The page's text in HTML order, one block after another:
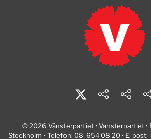
© 2026 Vänsterpartiet • Vänsterpartiet •
Stockholm • Telefon: 08-654 08 20 • E-post: